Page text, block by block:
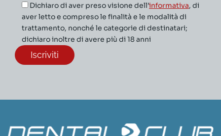
Dichiaro di aver preso visione dell’informativa, di
aver letto e compreso le finalità e le modalità di
trattamento, nonché le categorie di destinatari;
dichiaro inoltre di avere più di 18 anni